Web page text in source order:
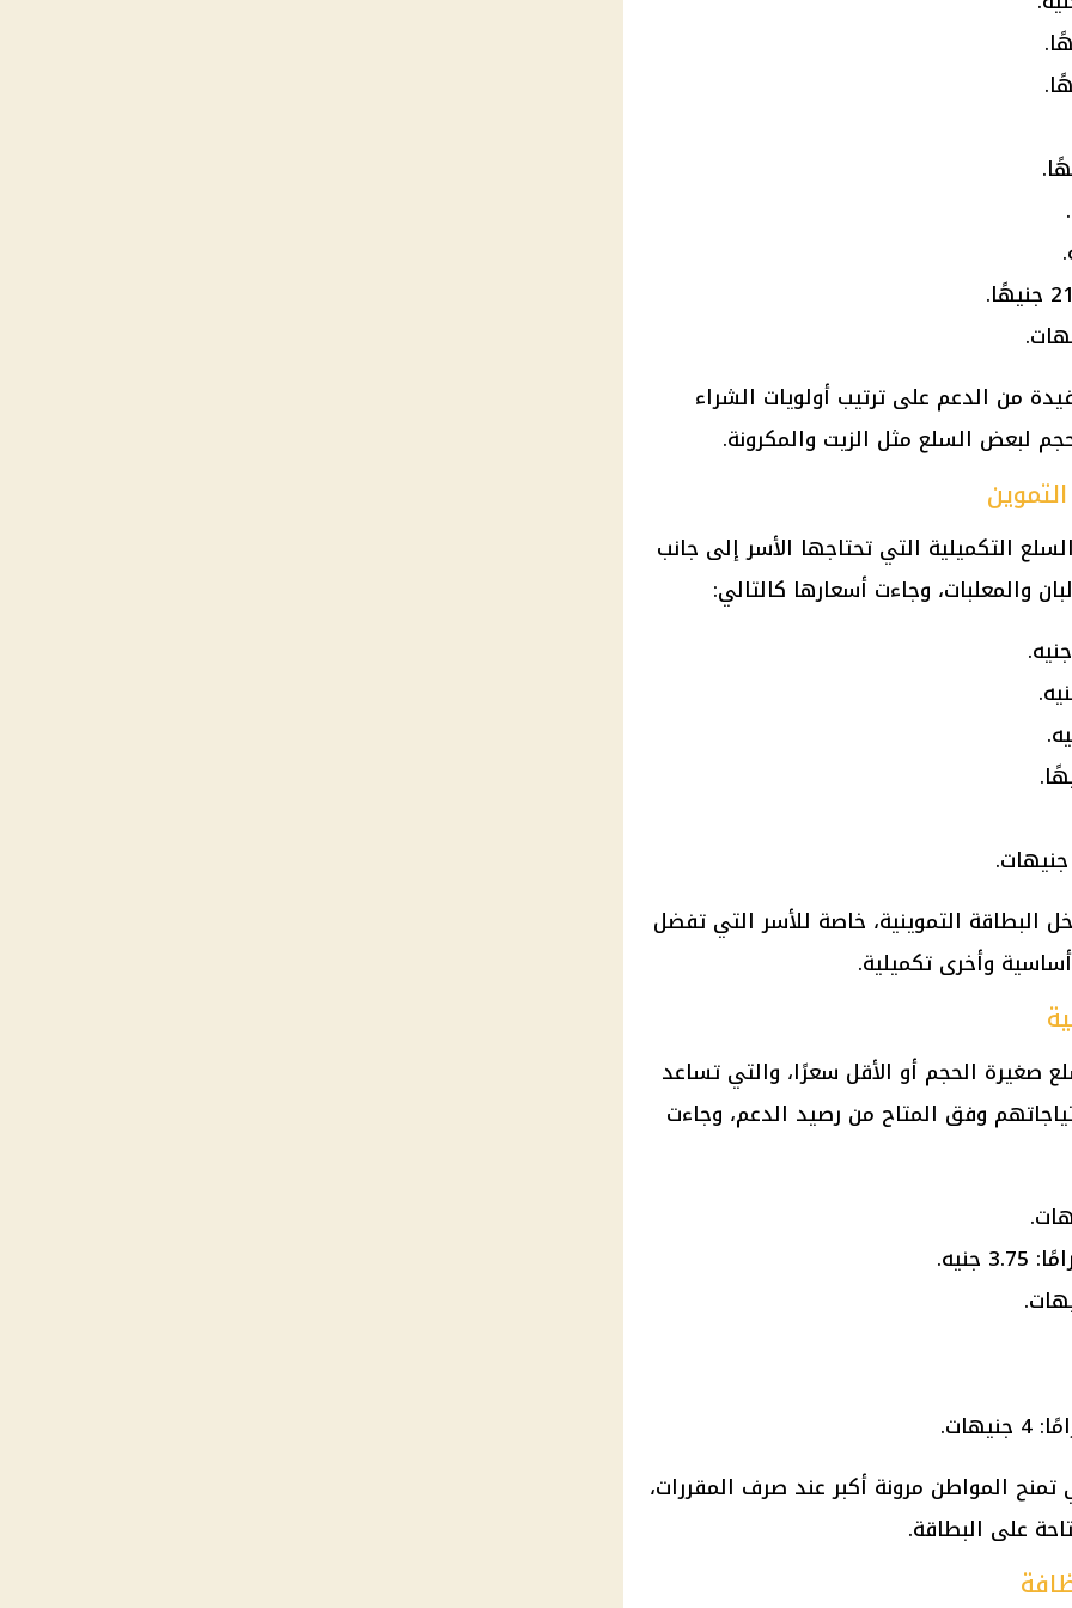
من الدعم على ترتيب أولويات الشراء
لبعض السلع مثل الزيت والمكرونة.
التكميلية التي تحتاجها الأسر إلى جانب
والمعلبات، وجاءت أسعارها كالتالي:
البطاقة التموينية، خاصة للأسر التي تفضل
وأخرى تكميلية.
صغيرة الحجم أو الأقل سعرًا، والتي تساعد
وفق المتاح من رصيد الدعم، وجاءت
المواطن مرونة أكبر عند صرف المقررات،
على البطاقة.